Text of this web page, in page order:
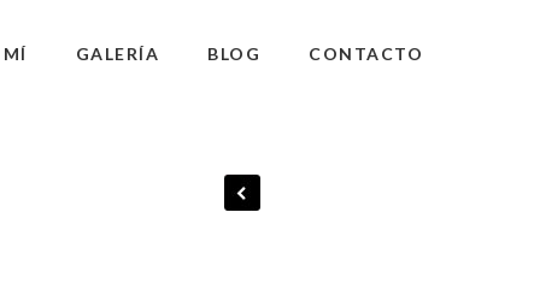
MÍ GALERÍA BLOG CONTACTO